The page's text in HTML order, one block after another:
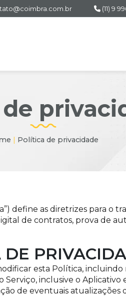
(11) 9
| Política de privacidade
define as diretrizes para o
de contratos, prova de
DE
esta Política,
inclusive o
de eventuais atualizações